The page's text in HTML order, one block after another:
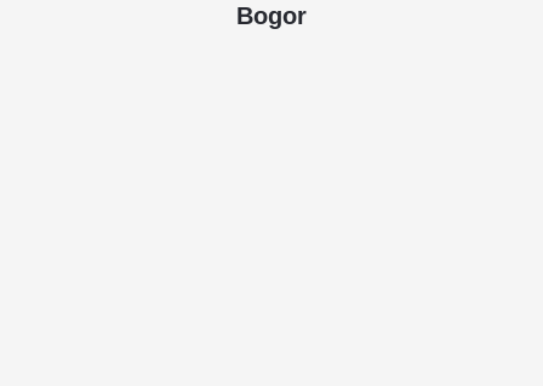
Bogor